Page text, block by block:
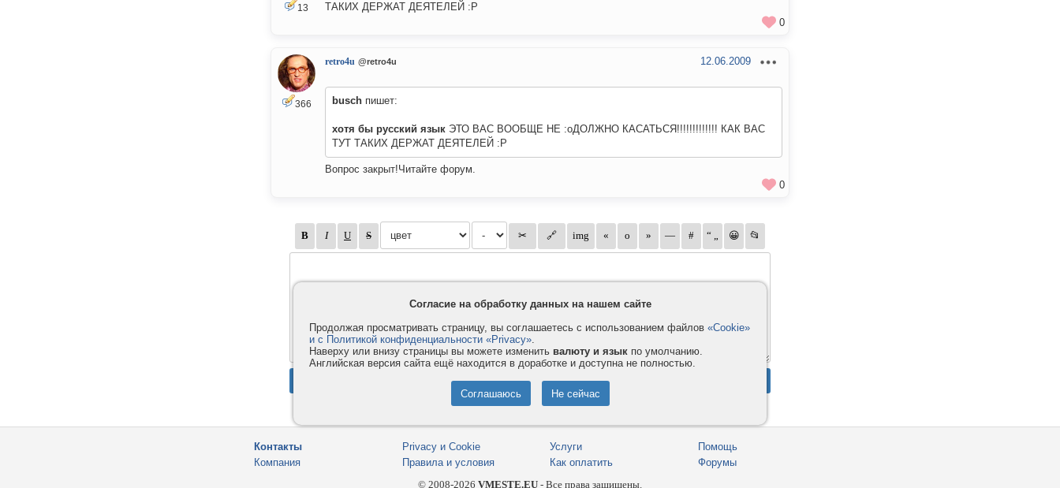
13
ТАКИХ ДЕРЖАТ ДЕЯТЕЛЕЙ :P
0
366
retro4u @retro4u 12.06.2009
busch пишет:
хотя бы русский язык ЭТО ВАС ВООБЩЕ НЕ :oДОЛЖНО КАСАТЬСЯ!!!!!!!!!!!!! КАК ВАС
ТУТ ТАКИХ ДЕРЖАТ ДЕЯТЕЛЕЙ :P
Вопрос закрыт!Читайте форум.
0
Контакты
Компания
Privacy и Cookie
Правила и условия
Услуги
Как оплатить
Помощь
Форумы
© 2008-2026 VMESTE.EU - Все права защищены.
Согласие на обработку данных на нашем сайте
Продолжая просматривать страницу, вы соглашаетесь с использованием файлов «Cookie»
и с Политикой конфиденциальности «Privacy».
Наверху или внизу страницы вы можете изменить валюту и язык по умолчанию.
Английская версия сайта ещё находится в доработке и доступна не полностью.